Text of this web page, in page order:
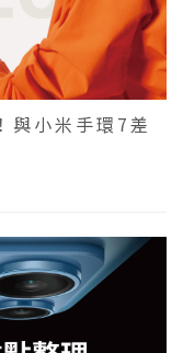
與小米手環7差